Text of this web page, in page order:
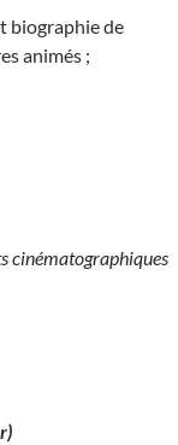
biographie de
animés ;
cinématographiques